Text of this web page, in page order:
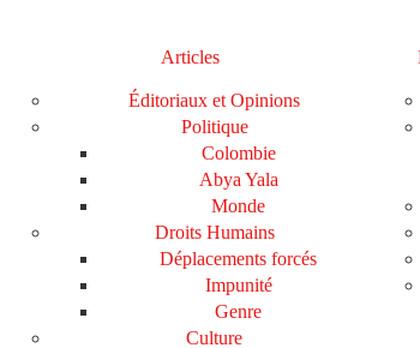
Articles
Éditoriaux et Opinions
Politique
Colombie
Abya Yala
Monde
Droits Humains
Déplacements forcés
Impunité
Genre
Culture